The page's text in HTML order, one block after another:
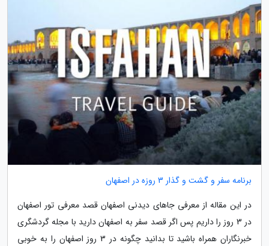
برنامه سفر و گشت و گذار 3 روزه در اصفهان
در این مقاله از معرفی جاهای دیدنی اصفهان قصد معرفی تور اصفهان
در 3 روز را داریم پس اگر قصد سفر به اصفهان دارید با مجله گردشگری
خبرنگاران همراه باشید تا بدانید چگونه در 3 روز اصفهان را به خوبی